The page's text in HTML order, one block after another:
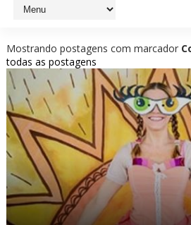
Mostrando postagens com marcador
todas as postagens